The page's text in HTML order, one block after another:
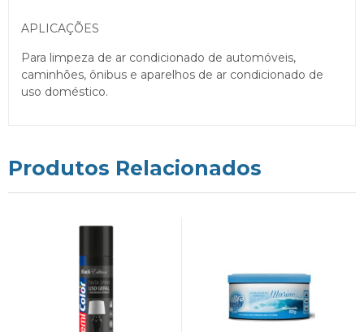
APLICAÇÕES
Para limpeza de ar condicionado de automóveis,
caminhões, ônibus e aparelhos de ar condicionado de
uso doméstico.
Produtos Relacionados